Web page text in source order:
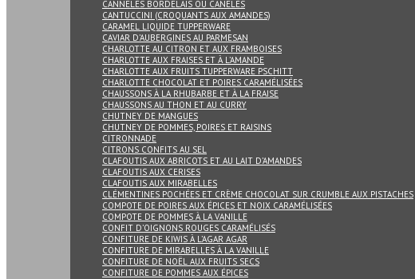
CANNELÉS BORDELAIS OU CANELÉS
CANTUCCINI (CROQUANTS AUX AMANDES)
CARAMEL LIQUIDE TUPPERWARE
CAVIAR D’AUBERGINES AU PARMESAN
CHARLOTTE AU CITRON ET AUX FRAMBOISES
CHARLOTTE AUX FRAISES ET À L’AMANDE
CHARLOTTE AUX FRUITS TUPPERWARE PSCHITT
CHARLOTTE CHOCOLAT ET POIRES CARAMÉLISÉES
CHAUSSONS À LA RHUBARBE ET À LA FRAISE
CHAUSSONS AU THON ET AU CURRY
CHUTNEY DE MANGUES
CHUTNEY DE POMMES, POIRES ET RAISINS
CITRONNADE
CITRONS CONFITS AU SEL
CLAFOUTIS AUX ABRICOTS ET AU LAIT D’AMANDES
CLAFOUTIS AUX CERISES
CLAFOUTIS AUX MIRABELLES
CLÉMENTINES POCHÉES ET CRÈME CHOCOLAT SUR CRUMBLE AUX PISTACHES
COMPOTE DE POIRES AUX ÉPICES ET NOIX CARAMÉLISÉES
COMPOTE DE POMMES À LA VANILLE
CONFIT D’OIGNONS ROUGES CARAMÉLISÉS
CONFITURE DE KIWIS À L’AGAR AGAR
CONFITURE DE MIRABELLES À LA VANILLE
CONFITURE DE NOËL AUX FRUITS SECS
CONFITURE DE POMMES AUX ÉPICES